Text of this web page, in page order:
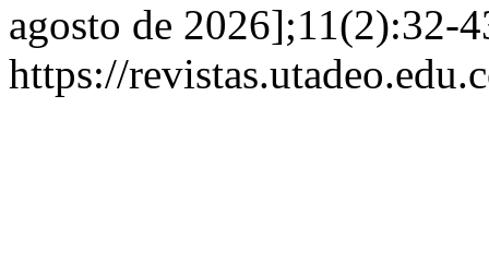
agosto de 2026];11(2):32-
https://